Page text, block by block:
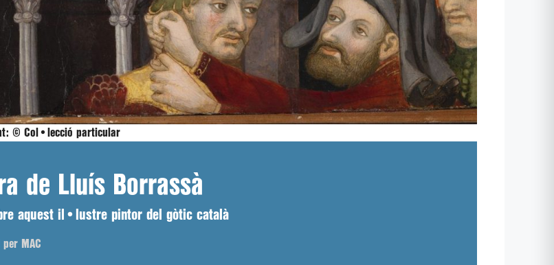
© Col•lecció particular
de Lluís Borrassà
aquest il•lustre pintor del gòtic català
per MAC